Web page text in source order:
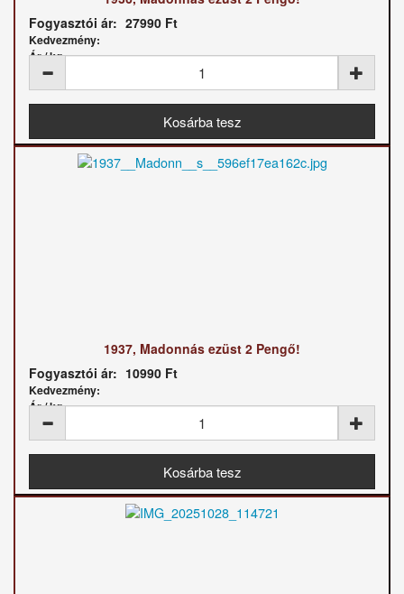
Fogyasztói ár: 27990 Ft
Kedvezmény:
Ár / kg:
1937, Madonnás ezüst 2 Pengő!
Fogyasztói ár: 10990 Ft
Kedvezmény:
Ár / kg: